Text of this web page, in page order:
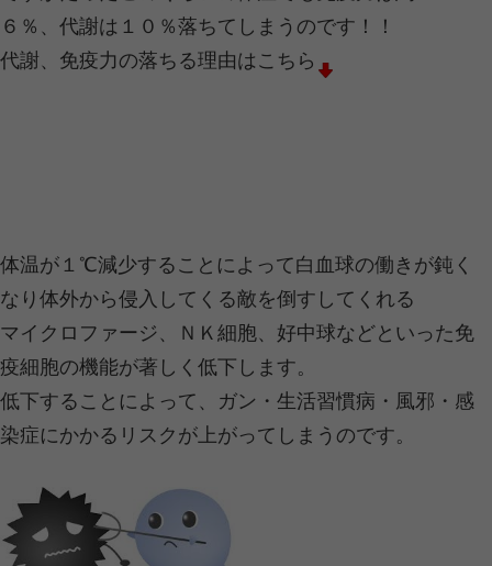
今回から数回に分けて酵素について
在しとても重要です
そこで酵素について少し紹介します
酵素とは長生きするため・女性らし